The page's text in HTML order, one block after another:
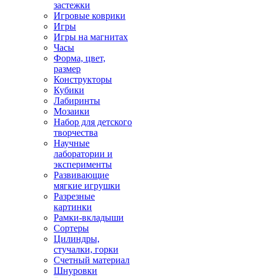
застежки
Игровые коврики
Игры
Игры на магнитах
Часы
Форма, цвет,
размер
Конструкторы
Кубики
Лабиринты
Мозаики
Набор для детского
творчества
Научные
лаборатории и
эксперименты
Развивающие
мягкие игрушки
Разрезные
картинки
Рамки-вкладыши
Сортеры
Цилиндры,
стучалки, горки
Счетный материал
Шнуровки